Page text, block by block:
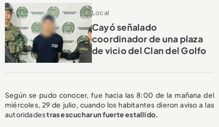
Local
Cayó señalado
coordinador de una plaza
de vicio del Clan del Golfo
Según se pudo conocer, fue hacia las 8:00 de la mañana del
miércoles, 29 de julio, cuando los habitantes dieron aviso a las
autoridadestras escuchar un fuerte estallido.